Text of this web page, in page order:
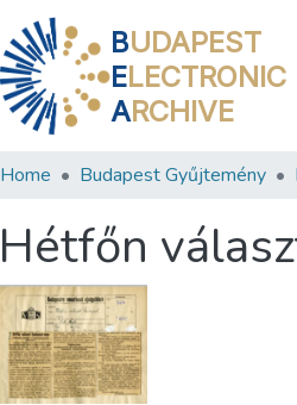
BUDAPEST
ELECTRONIC
ARCHIVE
Home Budapest Gyűjtemény
Hétfőn